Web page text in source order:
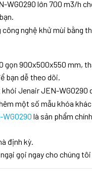
WG0290 lớn 700 m3/h
nghệ khử mùi bằng
900x500x550 mm,
bạn dễ theo dõi.
Jenair JEN-WG0290
một số mẫu khóa
WG0290 là sản phẩm
định kỳ.
gọi ngay cho chúng tôi